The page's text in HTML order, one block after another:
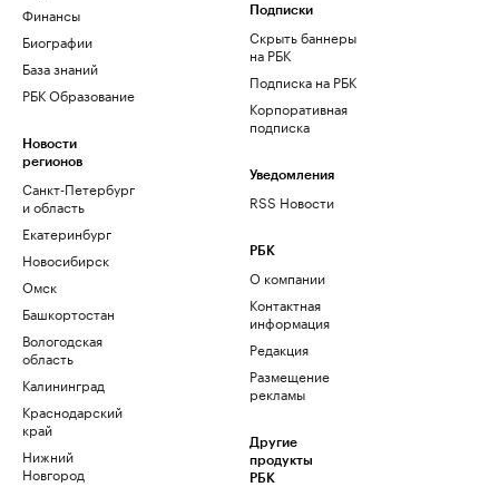
Финансы
Биографии
База знаний
РБК Образование
Новости
регионов
Санкт-Петербург
и область
Екатеринбург
Новосибирск
Омск
Башкортостан
Вологодская
область
Калининград
Краснодарский
край
Нижний
Новгород
Подписки
Скрыть баннеры
на РБК
Подписка на РБК
Корпоративная
подписка
Уведомления
RSS Новости
РБК
О компании
Контактная
информация
Редакция
Размещение
рекламы
Другие
продукты
РБК